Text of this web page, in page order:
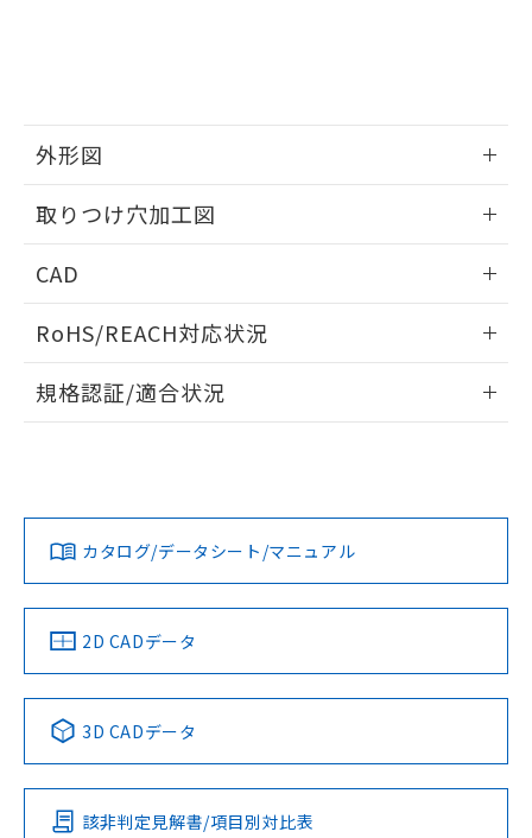
外形図
取りつけ穴加工図
CAD
ドすることができます。
ログイン/会員登録
ダウンロードデータをご利用いただく前に、以下を必ずお読
みください。
ソフトウェアの使用条件
RoHS/REACH対応状況
EU RoHS 注意事項・凡例
対応済み
中国 RoHS 注意事項・凡例
Pb Hg Cd Cr(VI)
O
規格認証/適合状況
カタログ/データシート/マニュアル
2D CADデータ
3D CADデータ
該非判定見解書/項目別対比表
品・サービスに関するお客様との取
をご了承ください。
※当社の共同利用者とは、
下記の非含有証明書をダウンロードするこ
とができます。
EU RoHS指令（10物質）の非含有証明書
51物質の非含有証明書（当社基準）
※本証明書は発行日時点で非含有を証明す
ものではありません。
また、RoHS指令のフタル酸エステル類４
物質の対応では、対応完了までの期間は出
欄に対応日を記載しておりました。
既に当社にて対応品への在庫切替を完了